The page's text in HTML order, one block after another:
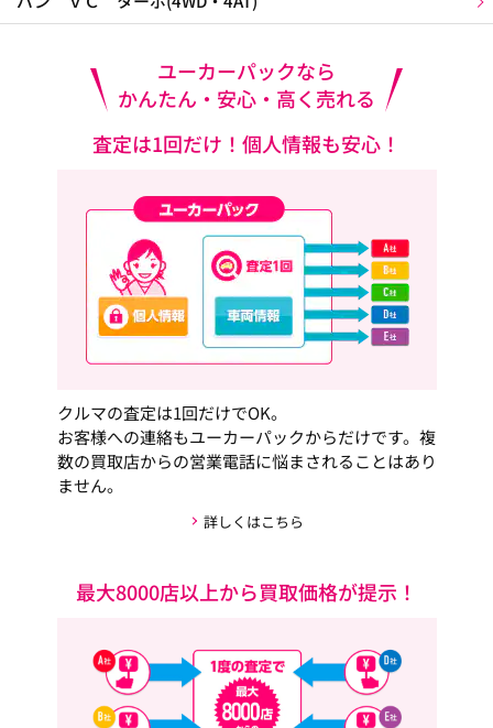
ユーカーパックなら
かんたん・安心・高く売れる
査定は1回だけ！個人情報も安心！
クルマの査定は1回だけでOK。
お客様への連絡もユーカーパックからだけです。複
数の買取店からの営業電話に悩まされることはあり
ません。
詳しくはこちら
最大8000店以上から買取価格が提示！